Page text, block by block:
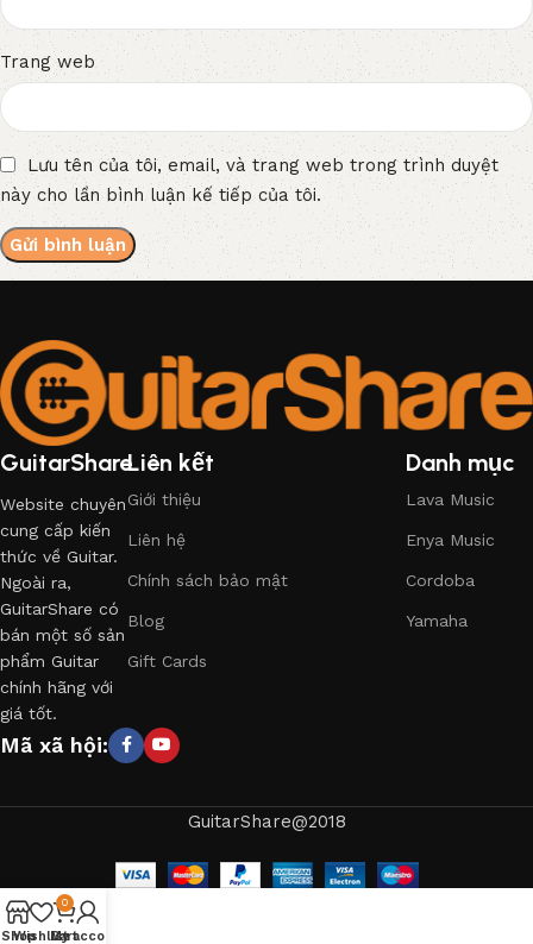
Trang web
Lưu tên của tôi, email, và trang web trong trình duyệt
này cho lần bình luận kế tiếp của tôi.
GuitarShare
Website chuyên
cung cấp kiến
thức về Guitar.
Ngoài ra,
GuitarShare có
bán một số sản
phẩm Guitar
chính hãng với
giá tốt.
Liên kết
Giới thiệu
Liên hệ
Chính sách bảo mật
Blog
Gift Cards
Danh mục
Lava Music
Enya Music
Cordoba
Yamaha
Mã xã hội:
GuitarShare@2018
Shop
Wishlist
0
Cart
My account